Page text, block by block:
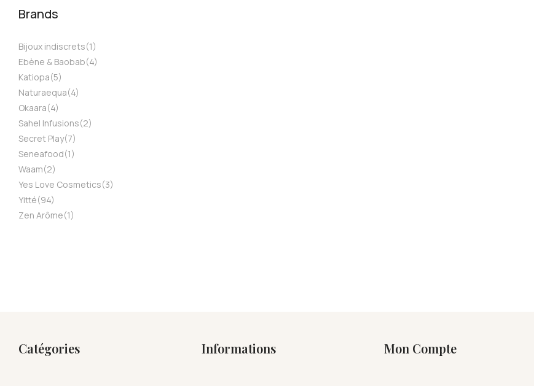
Brands
Bijoux indiscrets(1)
Ebène & Baobab(4)
Katiopa(5)
Naturaequa(4)
Okaara(4)
Sahel Infusions(2)
Secret Play(7)
Seneafood(1)
Waam(2)
Yes Love Cosmetics(3)
Yitté(94)
Zen Arôme(1)
Catégories Informations Mon Compte